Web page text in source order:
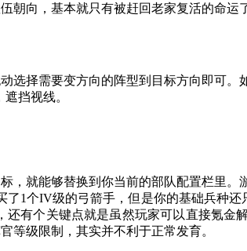
向，基本就只有被赶回老家复活的命运
择需要变方向的阵型到目标方向即可。
挡视线。
，就能够替换到你当前的部队配置栏里
1个IV级的弓箭手，但是你的基础兵种
有个关键点就是虽然玩家可以直接氪金
等级限制，其实并不利于正常发育。